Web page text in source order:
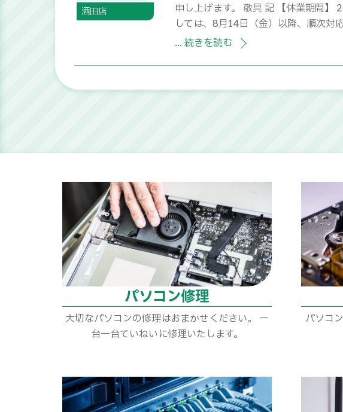
酒田店
申し上げます。 敬具 記 【休業期間
しては、8月14日（金）以降、順次対
... 続きを読む
パソコン修理
大切なパソコンの修理はおまかせください。 一
台一台ていねいに修理いたします。
パソコ